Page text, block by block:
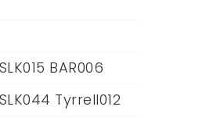
BAR006
Tyrrell012